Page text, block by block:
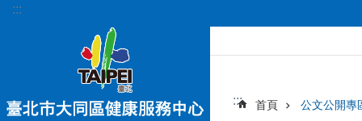
跳到主要內容區塊
:::
::: 首頁 公文公開專